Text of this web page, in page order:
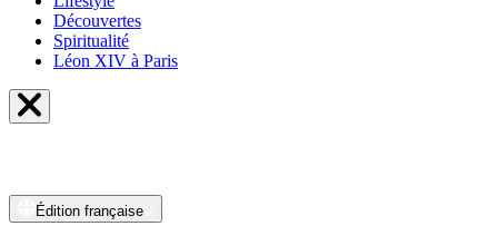
Découvertes
Spiritualité
Léon XIV à Paris
Édition française